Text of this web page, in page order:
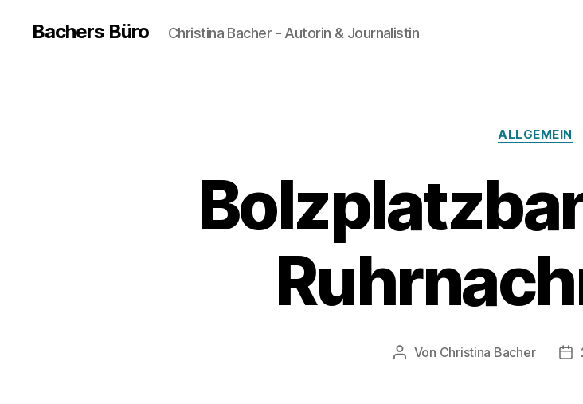
Bachers Büro Christina Bacher - Autorin & Journalistin
ALLGEMEIN
Beitragsautor
Von Christina Bacher